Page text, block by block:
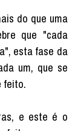
do que uma
que "cada
esta fase da
um, que se
feito.
e este é o